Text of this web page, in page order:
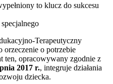
to klucz do sukcesu
Terapeutyczny
orzeczenie o potrzebie
ten, opracowywany zgodnie z
2017 r., integruje działania
dziecka.